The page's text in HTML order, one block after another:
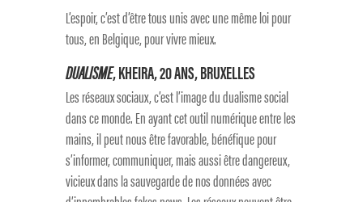
L’espoir, c’est d’être tous unis avec une même loi pour
tous, en Belgique, pour vivre mieux.
DUALISME, KHEIRA, 20 ANS, BRUXELLES
Les réseaux sociaux, c’est l’image du dualisme social
dans ce monde. En ayant cet outil numérique entre les
mains, il peut nous être favorable, bénéfique pour
s’informer, communiquer, mais aussi être dangereux,
vicieux dans la sauvegarde de nos données avec